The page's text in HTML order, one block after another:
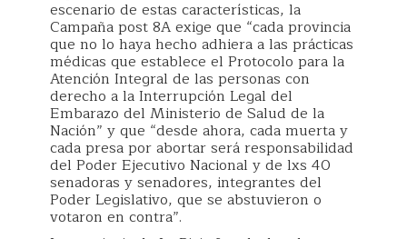
escenario de estas características, la
Campaña post 8A exige que “cada provincia
que no lo haya hecho adhiera a las prácticas
médicas que establece el Protocolo para la
Atención Integral de las personas con
derecho a la Interrupción Legal del
Embarazo del Ministerio de Salud de la
Nación” y que “desde ahora, cada muerta y
cada presa por abortar será responsabilidad
del Poder Ejecutivo Nacional y de lxs 40
senadoras y senadores, integrantes del
Poder Legislativo, que se abstuvieron o
votaron en contra”.